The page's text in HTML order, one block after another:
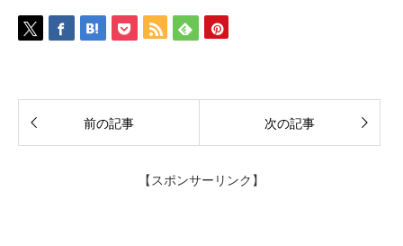
前の記事 次の記事
【スポンサーリンク】